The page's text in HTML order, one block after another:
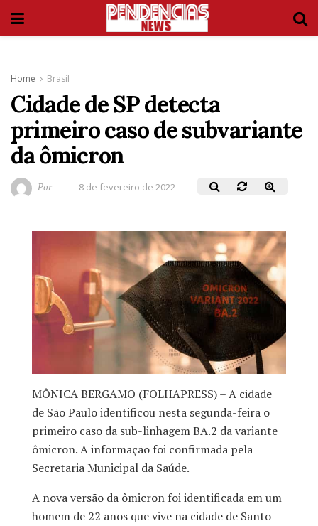
Home Brasil
Cidade de SP detecta
primeiro caso de subvariante
da ômicron
Por 8 de fevereiro de 2022
MÔNICA BERGAMO (FOLHAPRESS) – A cidade
de São Paulo identificou nesta segunda-feira o
primeiro caso da sub-linhagem BA.2 da variante
ômicron. A informação foi confirmada pela
Secretaria Municipal da Saúde.
A nova versão da ômicron foi identificada em um
homem de 22 anos que vive na cidade de Santo